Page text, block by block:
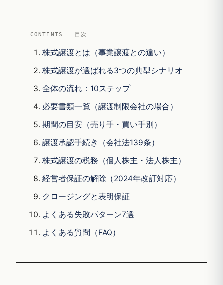
CONTENTS — 目次
株式譲渡とは（事業譲渡との違い）
株式譲渡が選ばれる3つの典型シナリオ
全体の流れ：10ステップ
必要書類一覧（譲渡制限会社の場合）
期間の目安（売り手・買い手別）
譲渡承認手続き（会社法139条）
株式譲渡の税務（個人株主・法人株主）
経営者保証の解除（2024年改訂対応）
クロージングと表明保証
よくある失敗パターン7選
よくある質問（FAQ）